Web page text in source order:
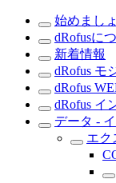
始めまし
dRofusに
新着情報
dRofus モ
dRofus
dRofus イ
データ -
エク